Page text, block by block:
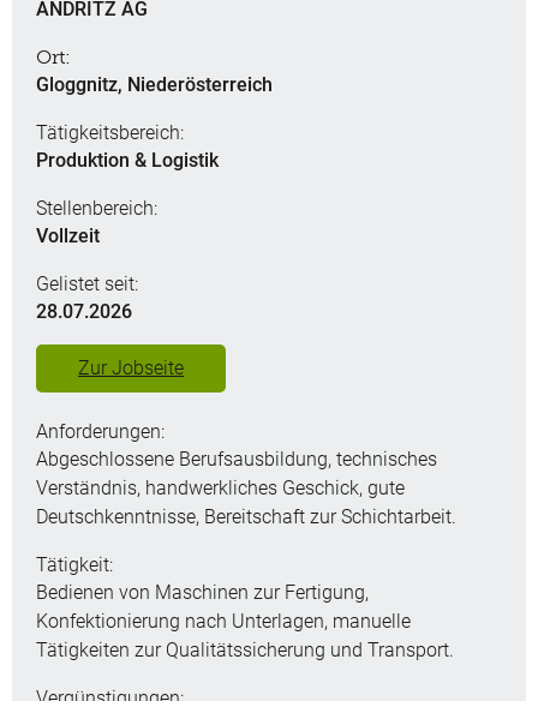
ANDRITZ AG
Ort:
Gloggnitz, Niederösterreich
Tätigkeitsbereich:
Produktion & Logistik
Stellenbereich:
Vollzeit
Gelistet seit:
28.07.2026
Zur Jobseite
Anforderungen:
Abgeschlossene Berufsausbildung, technisches
Verständnis, handwerkliches Geschick, gute
Deutschkenntnisse, Bereitschaft zur Schichtarbeit.
Tätigkeit:
Bedienen von Maschinen zur Fertigung,
Konfektionierung nach Unterlagen, manuelle
Tätigkeiten zur Qualitätssicherung und Transport.